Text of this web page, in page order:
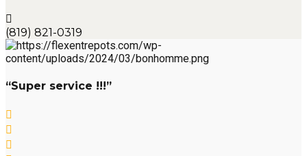
(819) 821-0319
“Super service !!!”